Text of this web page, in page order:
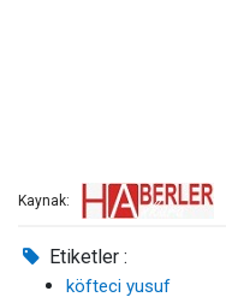
Kaynak:
Etiketler :
köfteci yusuf